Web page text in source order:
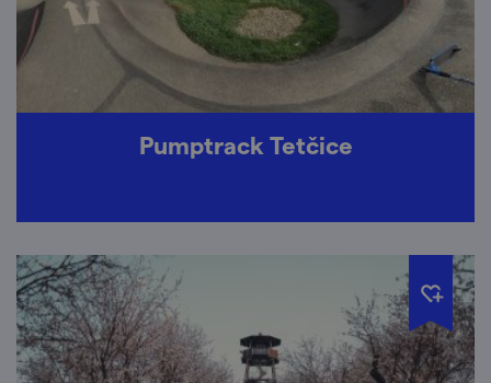
Pumptrack Tetčice